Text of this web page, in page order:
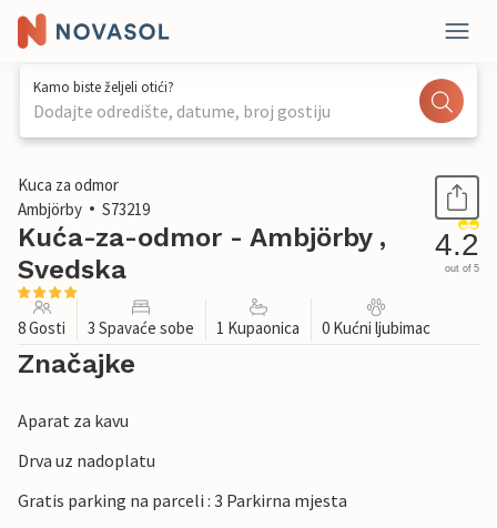
Kamo biste željeli otići?
Dodajte odredište, datume, broj gostiju
1 / 22
Kuca za odmor
Ambjörby
S73219
Kuća-za-odmor - Ambjörby ,
Svedska
4.2
out of 5
8 Gosti 3 Spavaće sobe 1 Kupaonica 0 Kućni ljubimac
Značajke
Aparat za kavu
Drva uz nadoplatu
Gratis parking na parceli : 3 Parkirna mjesta